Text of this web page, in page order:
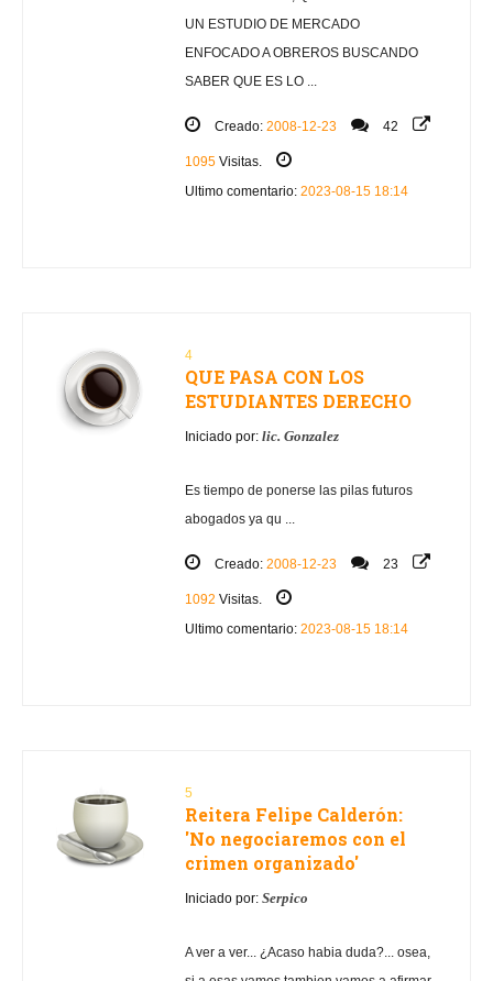
UN ESTUDIO DE MERCADO
ENFOCADO A OBREROS BUSCANDO
SABER QUE ES LO ...
Creado: 2008-12-23 42
1095 Visitas.
Ultimo comentario: 2023-08-15 18:14
4
QUE PASA CON LOS
ESTUDIANTES DERECHO
Iniciado por: lic. Gonzalez
Es tiempo de ponerse las pilas futuros
abogados ya qu ...
Creado: 2008-12-23 23
1092 Visitas.
Ultimo comentario: 2023-08-15 18:14
5
Reitera Felipe Calderón:
'No negociaremos con el
crimen organizado'
Iniciado por: Serpico
A ver a ver... ¿Acaso habia duda?... osea,